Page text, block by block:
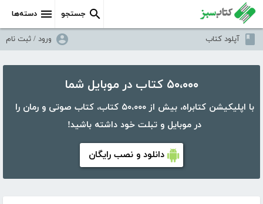
دسته‌ها جستجو
آپلود کتاب ورود / ثبت نام
۵۰،۰۰۰ کتاب در موبایل شما
با اپلیکیشن کتابراه، بیش از ۵۰،۰۰۰ کتاب، کتاب صوتی و رمان را
در موبایل و تبلت خود داشته باشید!
دانلود و نصب رایگان